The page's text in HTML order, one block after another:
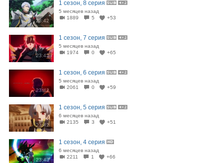
23:42
1 сезон, 8 серия
5 месяцев назад
1889
5 +53
23:42
1 сезон, 7 серия
5 месяцев назад
1974
0 +65
23:42
1 сезон, 6 серия
5 месяцев назад
2061
0 +59
23:42
1 сезон, 5 серия
6 месяцев назад
2135
3 +51
23:43
1 сезон, 4 серия
6 месяцев назад
2211
1 +66